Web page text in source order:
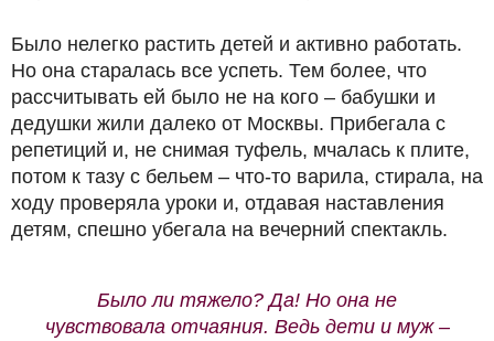
Было нелегко растить детей и активно работать.
Но она старалась все успеть. Тем более, что
рассчитывать ей было не на кого – бабушки и
дедушки жили далеко от Москвы. Прибегала с
репетиций и, не снимая туфель, мчалась к плите,
потом к тазу с бельем – что-то варила, стирала, на
ходу проверяла уроки и, отдавая наставления
детям, спешно убегала на вечерний спектакль.
Было ли тяжело? Да! Но она не
чувствовала отчаяния. Ведь дети и муж –